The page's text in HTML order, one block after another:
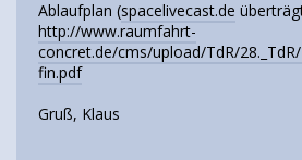
Ablaufplan (spacelivecast.de
http://www.raumfahrt-
concret.de/cms/upload/TdR/28._TdR/
fin.pdf
Gruß, Klaus